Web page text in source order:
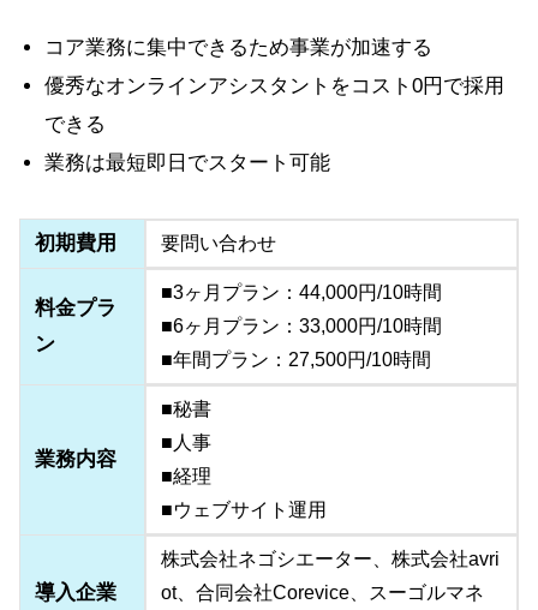
コア業務に集中できるため事業が加速する
優秀なオンラインアシスタントをコスト0円で採用
できる
業務は最短即日でスタート可能
初期費用 要問い合わせ
料金プラ
ン
■3ヶ月プラン：44,000円/10時間
■6ヶ月プラン：33,000円/10時間
■年間プラン：27,500円/10時間
業務内容
■秘書
■人事
■経理
■ウェブサイト運用
導入企業
株式会社ネゴシエーター、株式会社avri
ot、合同会社Corevice、スーゴルマネ